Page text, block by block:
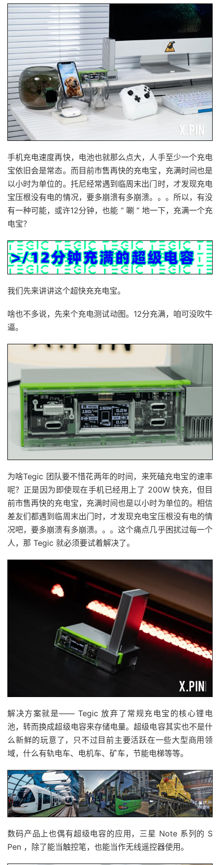
手机充电速度再快，电池也就那么点大，人手至少一个充电
宝依旧会是常态。而目前市售再快的充电宝，充满时间也是
以小时为单位的。托尼经常遇到临周末出门时，才发现充电
宝压根没有电的情况，要多崩溃有多崩溃。。。所以，有没
有一种可能，或许12分钟，也能 “ 唰 ” 地一下，充满一个充
电宝？
我们先来讲讲这个超快充充电宝。
啥也不多说，先来个充电测试动图。12分充满，咱可没吹牛
逼。
为啥Tegic 团队要不惜花两年的时间，来死磕充电宝的速率
呢？正是因为即使现在手机已经用上了 200W 快充，但目
前市售再快的充电宝，充满时间也是以小时为单位的。相信
差友们都遇到临周末出门时，才发现充电宝压根没有电的情
况吧，要多崩溃有多崩溃。。。这个痛点几乎困扰过每一个
人，那 Tegic 就必须要试着解决了。
解决方案就是—— Tegic 放弃了常规充电宝的核心锂电
池，转而换成超级电容来存储电量。超级电容其实也不是什
么新鲜的玩意了，只不过目前主要活跃在一些大型商用领
域，什么有轨电车、电机车、矿车，节能电梯等等。
数码产品上也偶有超级电容的应用，三星 Note 系列的 S
Pen ，除了能当触控笔，也能当作无线遥控器使用。